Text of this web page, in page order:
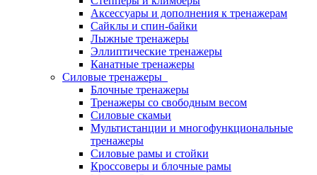
Аксессуары и дополнения к тренажерам
Сайклы и спин-байки
Лыжные тренажеры
Эллиптические тренажеры
Канатные тренажеры
Силовые тренажеры
Блочные тренажеры
Тренажеры со свободным весом
Силовые скамьи
Мультистанции и многофункциональные
тренажеры
Силовые рамы и стойки
Кроссоверы и блочные рамы